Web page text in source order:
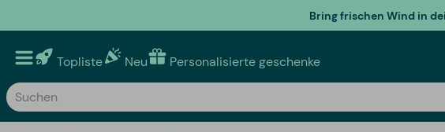
Bring frischen Wind in
Topliste Neu Personalisierte geschenke